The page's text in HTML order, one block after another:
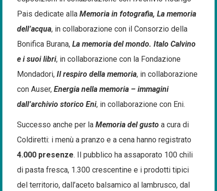
Pais dedicate alla Memoria in fotografia, La memoria
dell’acqua, in collaborazione con il Consorzio della
Bonifica Burana, La memoria del mondo. Italo Calvino
e i suoi libri, in collaborazione con la Fondazione
Mondadori, Il respiro della memoria, in collaborazione
con Auser, Energia nella memoria – immagini
dall’archivio storico Eni, in collaborazione con Eni.
Successo anche per la Memoria del gusto a cura di
Coldiretti: i menù a pranzo e a cena hanno registrato
4.000 presenze. Il pubblico ha assaporato 100 chili
di pasta fresca, 1.300 crescentine e i prodotti tipici
del territorio, dall’aceto balsamico al lambrusco, dal